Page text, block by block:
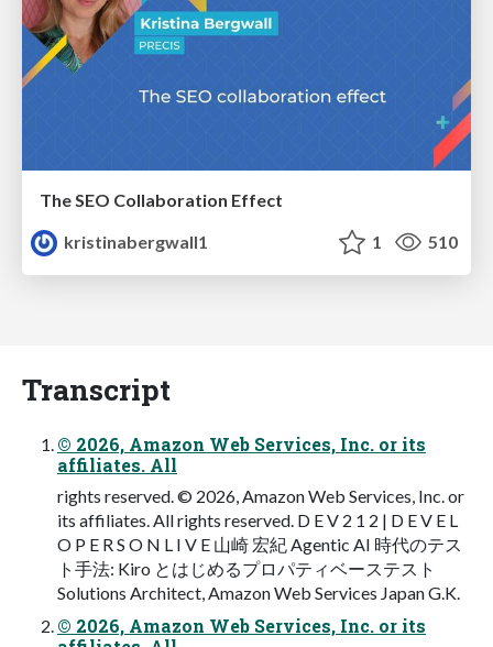
The SEO Collaboration Effect
kristinabergwall1
1 510
Transcript
© 2026, Amazon Web Services, Inc. or its
affiliates. All
rights reserved. © 2026, Amazon Web Services, Inc. or
its affiliates. All rights reserved. D E V 2 1 2 | D E V E L
O P E R S O N L I V E ⼭崎 宏紀 Agentic AI 時代のテス
ト⼿法: Kiro とはじめるプロパティベーステスト
Solutions Architect, Amazon Web Services Japan G.K.
© 2026, Amazon Web Services, Inc. or its